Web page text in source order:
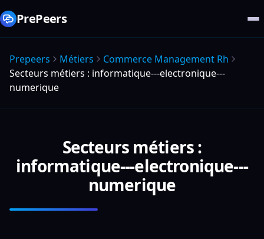
PrePeers
Prepeers Métiers
Commerce Management Rh
Secteurs métiers : informatique---electronique---
numerique
Secteurs métiers :
informatique---electronique---
numerique